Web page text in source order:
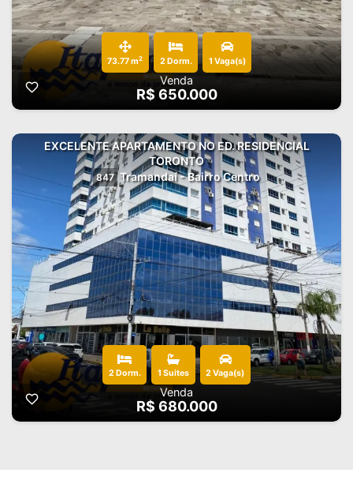
73.77 m2 2 Dorm. 1 Vaga(s)
Venda
R$ 650.000
EXCELENTE APARTAMENTO NO ED. RESIDENCIAL
TORONTO
847 Tramandaí - Bairro Centro
2 Dorm. 1 Suites 2 Vaga(s)
Venda
R$ 680.000